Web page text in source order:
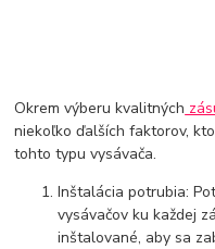
Okrem výberu kvalitných
niekoľko ďalších faktorov,
tohto typu vysávača.
Inštalácia potrubia:
vysávačov ku každej
inštalované, aby sa